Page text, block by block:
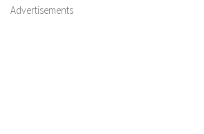
Share
Advertisements